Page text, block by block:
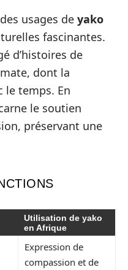
usages de yako
fascinantes.
d’histoires de
dont la
le temps. En
le soutien
préservant une
Utilisation de yako
en Afrique
Expression de
compassion et de